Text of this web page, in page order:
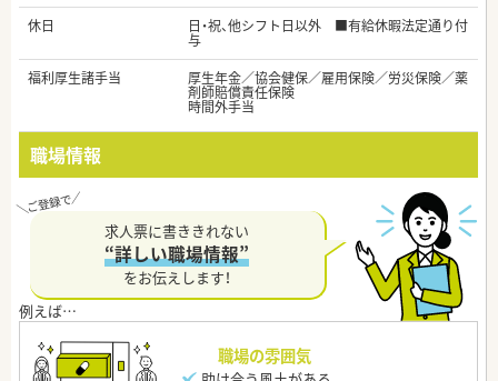
休日
日・祝、他シフト日以外 ■有給休暇法定通り付
与
福利厚生諸手当
厚生年金／協会健保／雇用保険／労災保険／薬
剤師賠償責任保険
時間外手当
職場情報
求人票に書ききれない
“詳しい職場情報”
をお伝えします！
職場の雰囲気